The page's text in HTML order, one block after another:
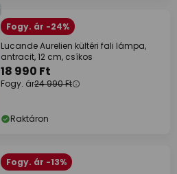
Fogy. ár -24%
Lucande Aurelien kültéri fali lámpa,
antracit, 12 cm, csíkos
18 990 Ft
Fogy. ár24 990 Ft
Raktáron
Fogy. ár -13%